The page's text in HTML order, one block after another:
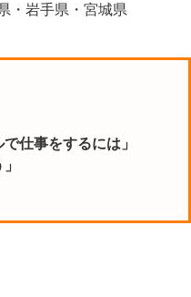
・岩手県・宮城県
仕事をするには」